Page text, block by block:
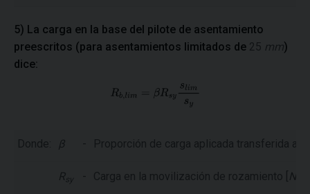
5) La carga en la base del pilote de asentamiento
preescritos (para asentamientos limitados de 25 mm)
dice:
Donde: β - Proporción de carga aplicada transferida al
Rsy - Carga en la movilización de rozamiento [ N